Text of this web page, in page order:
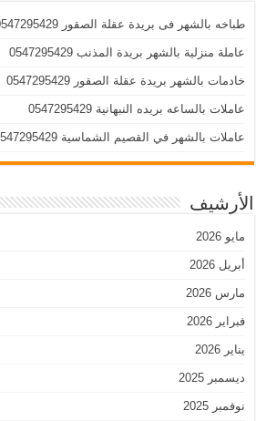
طباخه بالشهر فى بريدة عقلة الصقور 0547295429
عاملة منزلية بالشهر بريدة المذنب 0547295429
خادمات بالشهر بريدة عقلة الصقور 0547295429
عاملات بالساعه بريده النبهانية 0547295429
عاملات بالشهر في القصيم الشماسية 0547295429
الأرشيف
مايو 2026
أبريل 2026
مارس 2026
فبراير 2026
يناير 2026
ديسمبر 2025
نوفمبر 2025